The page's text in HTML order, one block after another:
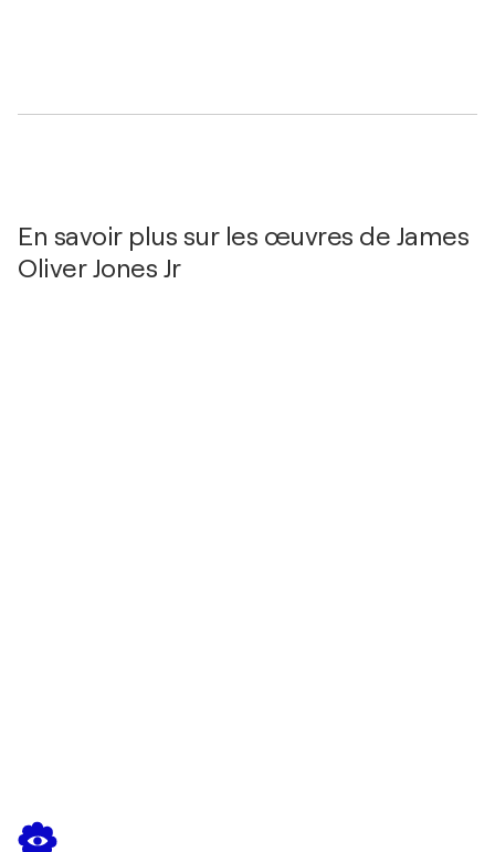
En savoir plus sur les œuvres de James
Oliver Jones Jr